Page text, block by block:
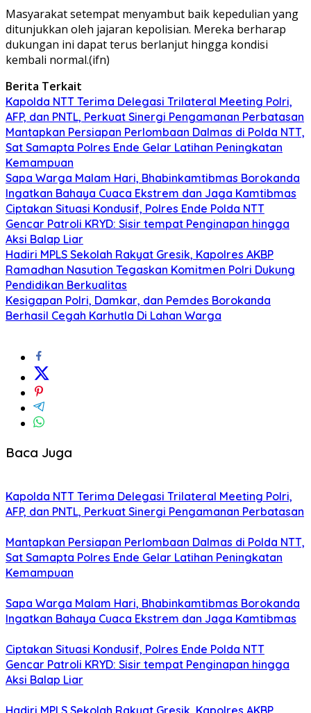
Masyarakat setempat menyambut baik kepedulian yang
ditunjukkan oleh jajaran kepolisian. Mereka berharap
dukungan ini dapat terus berlanjut hingga kondisi
kembali normal.(ifn)
Berita Terkait
Kapolda NTT Terima Delegasi Trilateral Meeting Polri,
AFP, dan PNTL, Perkuat Sinergi Pengamanan Perbatasan
Mantapkan Persiapan Perlombaan Dalmas di Polda NTT,
Sat Samapta Polres Ende Gelar Latihan Peningkatan
Kemampuan
Sapa Warga Malam Hari, Bhabinkamtibmas Borokanda
Ingatkan Bahaya Cuaca Ekstrem dan Jaga Kamtibmas
Ciptakan Situasi Kondusif, Polres Ende Polda NTT
Gencar Patroli KRYD: Sisir tempat Penginapan hingga
Aksi Balap Liar
Hadiri MPLS Sekolah Rakyat Gresik, Kapolres AKBP
Ramadhan Nasution Tegaskan Komitmen Polri Dukung
Pendidikan Berkualitas
Kesigapan Polri, Damkar, dan Pemdes Borokanda
Berhasil Cegah Karhutla Di Lahan Warga
Baca Juga
Kapolda NTT Terima Delegasi Trilateral Meeting Polri,
AFP, dan PNTL, Perkuat Sinergi Pengamanan Perbatasan
Mantapkan Persiapan Perlombaan Dalmas di Polda NTT,
Sat Samapta Polres Ende Gelar Latihan Peningkatan
Kemampuan
Sapa Warga Malam Hari, Bhabinkamtibmas Borokanda
Ingatkan Bahaya Cuaca Ekstrem dan Jaga Kamtibmas
Ciptakan Situasi Kondusif, Polres Ende Polda NTT
Gencar Patroli KRYD: Sisir tempat Penginapan hingga
Aksi Balap Liar